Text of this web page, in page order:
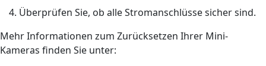
Überprüfen Sie, ob alle Stromanschlüsse sicher sind.
Mehr Informationen zum Zurücksetzen Ihrer Mini-
Kameras finden Sie unter: